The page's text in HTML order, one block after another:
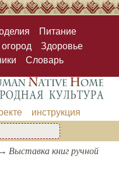
Питание
Здоровье
Словарь
инструкция
Выставка книг ручной